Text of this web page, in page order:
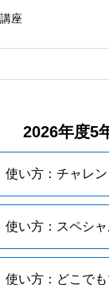
2026年度5
使い方：チャレ
使い方：スペシ
使い方：どこで